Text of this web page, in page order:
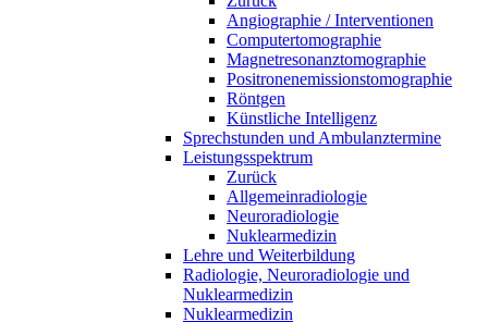
Angiographie / Interventionen
Computertomographie
Magnetresonanztomographie
Positronenemissionstomographie
Röntgen
Künstliche Intelligenz
Sprechstunden und Ambulanztermine
Leistungsspektrum
Zurück
Allgemeinradiologie
Neuroradiologie
Nuklearmedizin
Lehre und Weiterbildung
Radiologie, Neuroradiologie und
Nuklearmedizin
Nuklearmedizin